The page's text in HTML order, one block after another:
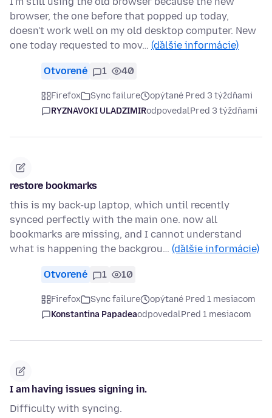
browser, the one before that popped up today,
doesn't work well on my old desktop computer. New
one today requested to mov… (ďalšie informácie)
Otvorené 1 40
Firefox Sync failure
opýtané Pred 3 týždňami
RYZNAVOKI ULADZIMIRodpovedalPred 3 týždňami
restore bookmarks
this is my back-up laptop, which until recently
synced perfectly with the main one. now all
bookmarks are missing, and I cannot understand
what is happening the backgrou… (ďalšie informácie)
Otvorené 1 10
Firefox Sync failure
opýtané Pred 1 mesiacom
Konstantina PapadeaodpovedalPred 1 mesiacom
I am having issues signing in.
Difficulty with syncing.